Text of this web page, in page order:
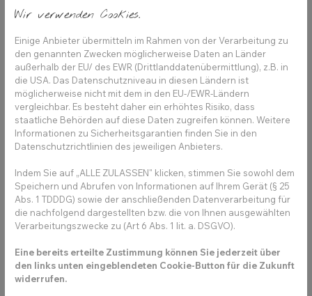
Benutzer erstellen &
verwalten
Wir verwenden Cookies.
Einige Anbieter übermitteln im Rahmen von der Verarbeitung zu
den genannten Zwecken möglicherweise Daten an Länder
außerhalb der EU/ des EWR (Drittlanddatenübermittlung), z.B. in
die USA. Das Datenschutzniveau in diesen Ländern ist
möglicherweise nicht mit dem in den EU-/EWR-Ländern
vergleichbar. Es besteht daher ein erhöhtes Risiko, dass
staatliche Behörden auf diese Daten zugreifen können. Weitere
Informationen zu Sicherheitsgarantien finden Sie in den
Datenschutzrichtlinien des jeweiligen Anbieters.
Indem Sie auf „ALLE ZULASSEN" klicken, stimmen Sie sowohl dem
Speichern und Abrufen von Informationen auf Ihrem Gerät (§ 25
Abs. 1 TDDDG) sowie der anschließenden Datenverarbeitung für
die nachfolgend dargestellten bzw. die von Ihnen ausgewählten
Verarbeitungszwecke zu (Art 6 Abs. 1 lit. a. DSGVO).
Eine bereits erteilte Zustimmung können Sie jederzeit über
den links unten eingeblendeten Cookie-Button für die Zukunft
widerrufen.